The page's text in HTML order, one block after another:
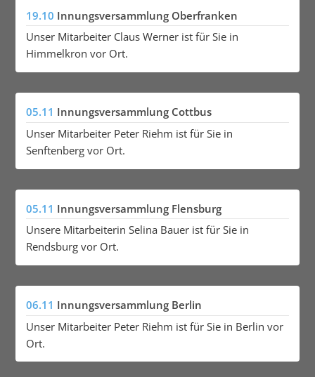
19.10 Innungsversammlung Oberfranken
Unser Mitarbeiter Claus Werner ist für Sie in
Himmelkron vor Ort.
05.11 Innungsversammlung Cottbus
Unser Mitarbeiter Peter Riehm ist für Sie in
Senftenberg vor Ort.
05.11 Innungsversammlung Flensburg
Unsere Mitarbeiterin Selina Bauer ist für Sie in
Rendsburg vor Ort.
06.11 Innungsversammlung Berlin
Unser Mitarbeiter Peter Riehm ist für Sie in Berlin vor
Ort.